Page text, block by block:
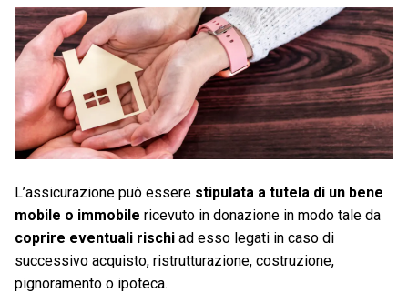
L’assicurazione può essere stipulata a tutela di un bene
mobile o immobile ricevuto in donazione in modo tale da
coprire eventuali rischi ad esso legati in caso di
successivo acquisto, ristrutturazione, costruzione,
pignoramento o ipoteca.